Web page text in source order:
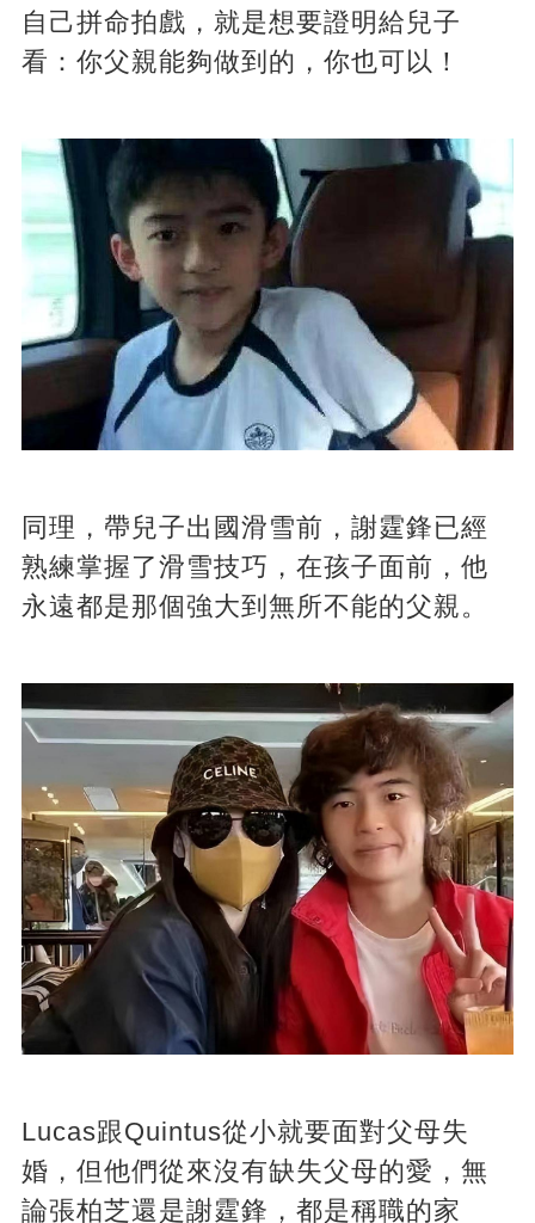
自己拼命拍戲，就是想要證明給兒子
看：你父親能夠做到的，你也可以！
同理，帶兒子出國滑雪前，謝霆鋒已經
熟練掌握了滑雪技巧，在孩子面前，他
永遠都是那個強大到無所不能的父親。
Lucas跟Quintus從小就要面對父母失
婚，但他們從來沒有缺失父母的愛，無
論張柏芝還是謝霆鋒，都是稱職的家